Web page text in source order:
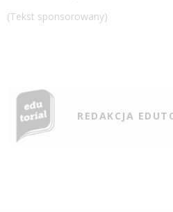
(Tekst sponsorowany)
REDAKCJA